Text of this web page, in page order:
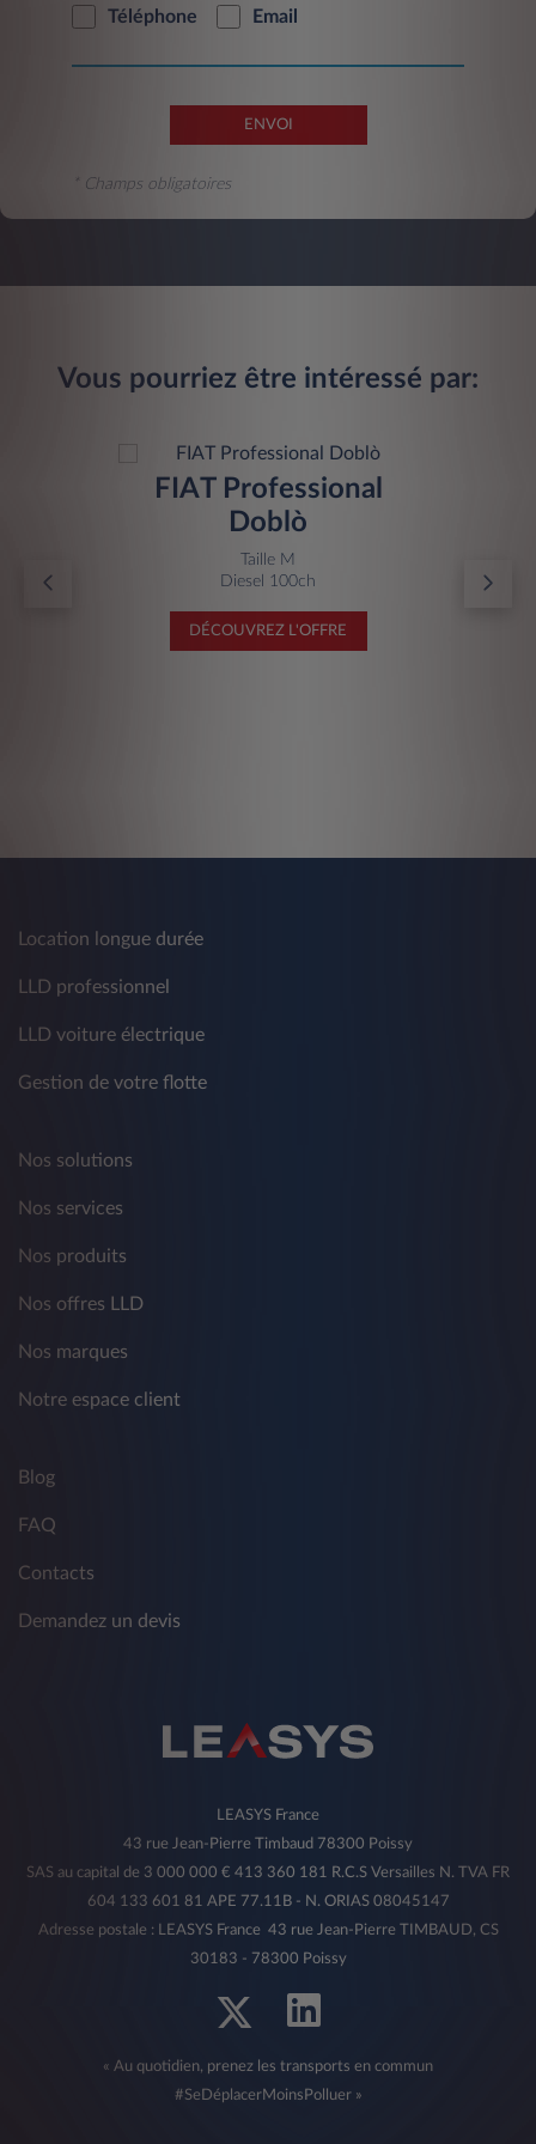
Téléphone Email
ENVOI
* Champs obligatoires
Vous pourriez être intéressé par:
FIAT Professional
Doblò
Taille M
Diesel 100ch
DÉCOUVREZ L'OFFRE
Location longue durée
LLD professionnel
LLD voiture électrique
Gestion de votre flotte
Nos solutions
Nos services
Nos produits
Nos offres LLD
Nos marques
Notre espace client
Blog
FAQ
Contacts
Demandez un devis
LEASYS France
43 rue Jean-Pierre Timbaud 78300 Poissy
SAS au capital de 3 000 000 € 413 360 181 R.C.S Versailles N. TVA FR
604 133 601 81 APE 77.11B - N. ORIAS 08045147
Adresse postale : LEASYS France 43 rue Jean-Pierre TIMBAUD, CS
30183 - 78300 Poissy
« Au quotidien, prenez les transports en commun
#SeDéplacerMoinsPolluer »